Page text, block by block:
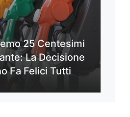
25 Centesimi
La Decisione
Fa Felici Tutti